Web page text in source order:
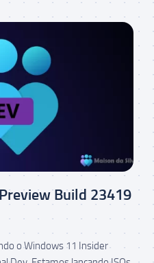
Build 23419
o Windows 11 Insider